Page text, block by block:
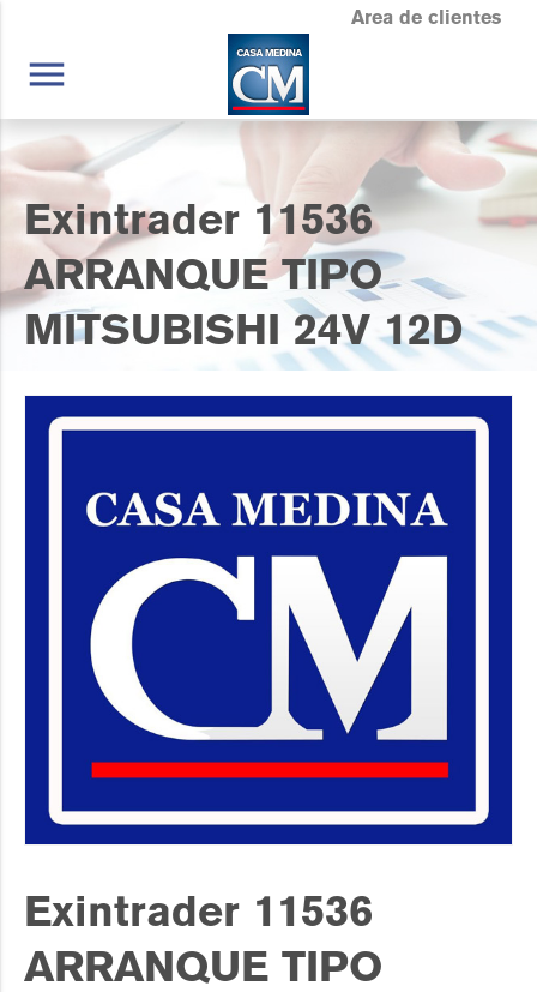
Area de clientes
menu
Exintrader 11536
ARRANQUE TIPO
MITSUBISHI 24V 12D
Exintrader 11536
ARRANQUE TIPO